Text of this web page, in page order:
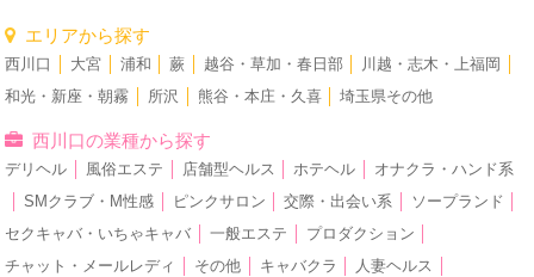
エリアから探す
西川口 大宮 浦和 蕨 越谷・草加・春日部 川越・志木・上福岡
和光・新座・朝霧
所沢 熊谷・本庄・久喜 埼玉県その他
西川口の業種から探す
デリヘル 風俗エステ 店舗型ヘルス ホテヘル
オナクラ・ハンド系
SMクラブ・M性感 ピンクサロン 交際・出会い系 ソープランド
セクキャバ・いちゃキャバ
一般エステ プロダクション
チャット・メールレディ
その他 キャバクラ 人妻ヘルス